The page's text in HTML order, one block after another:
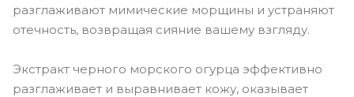
разглаживают мимические морщины и устраняют
отечность, возвращая сияние вашему взгляду.
Экстракт черного морского огурца эффективно
разглаживает и выравнивает кожу, оказывает